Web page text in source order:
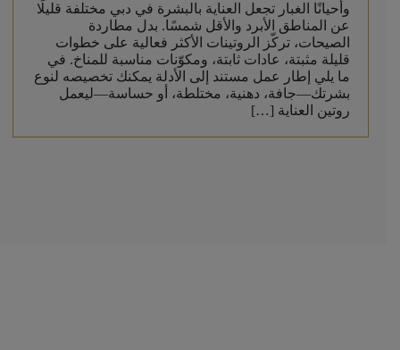
وأحيانًا الغبار تجعل العناية بالبشرة في دبي مختلفة قليلًا
عن المناطق الأبرد والأقل شمسًا. بدل مطاردة
الصيحات، تركّز الروتينات الأكثر فعالية على خطوات
قليلة مثبتة، عادات ثابتة، ومكوّنات مناسبة للمناخ. في
ما يلي إطار عمل مستند إلى الأدلة يمكنك تخصيصه لنوع
بشرتك—جافة، دهنية، مختلطة، أو حساسة—ليعمل
روتين العناية […]